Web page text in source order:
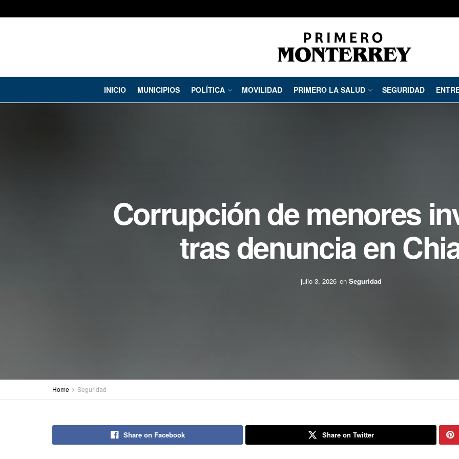
INICIO MUNICIPIOS POLÍTICA MOVILIDAD PRIMERO LA SALUD SEGURIDAD
Corrupción de menores
tras denuncia en
julio 3, 2026 en Seguridad
Home Seguridad
Share on Facebook Share on Twitter